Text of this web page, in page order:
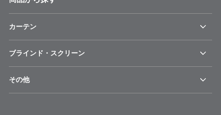
カーテン
ブラインド・スクリーン
その他